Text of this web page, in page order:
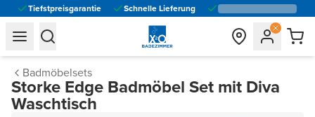
Tiefstpreisgarantie Schnelle Lieferung
general.navigation.toggle_menu.label
general.navigation.toggle_menu.label
Badmöbelsets
Storke Edge Badmöbel Set mit Diva
Waschtisch